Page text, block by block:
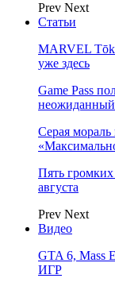
Prev Next
Статьи
MARVEL
уже здесь
Game Pass
неожиданный
Серая
Пять громких
августа
Prev Next
Видео
GTA 6, Mass
ИГР